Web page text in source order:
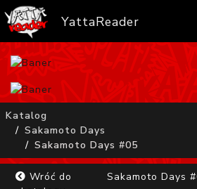
YattaReader
Home
FAQ
Mangi
Katalog
Sakamoto Days
Sakamoto Days #05
Wróć do
Sakamoto Days